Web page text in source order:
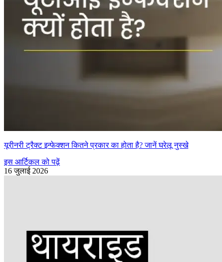
यूरीनरी ट्रैक्ट इन्फेक्शन कितने प्रकार का होता है? जानें घरेलू नुस्खे
इस आर्टिकल को पढ़ें
16 जुलाई 2026